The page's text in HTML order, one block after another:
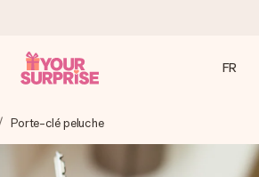
cadeau avec attention et l’envoyons
que vous puissiez l’offrir au bon moment,
FR
Porte-clé peluche